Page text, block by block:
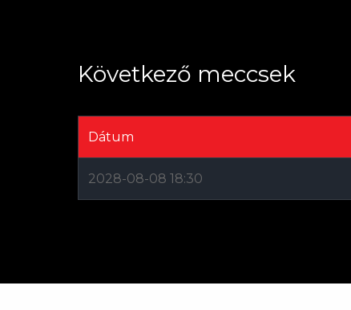
Következő meccsek
Dátum
2028-08-08 18:30